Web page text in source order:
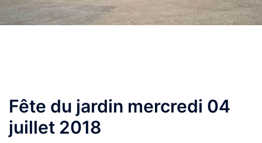
Fête du jardin mercredi 04
juillet 2018